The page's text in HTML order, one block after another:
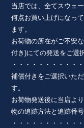
当店では、全てスウェ
何点お買い上げになっ
ます。
お荷物の所在がご不安
付き)にての発送をご選
・・・・・・・・・・
補償付きをご選択いた
す。
お荷物発送後に当店よ
物の追跡方法と追跡番
・・・・・・・・・・